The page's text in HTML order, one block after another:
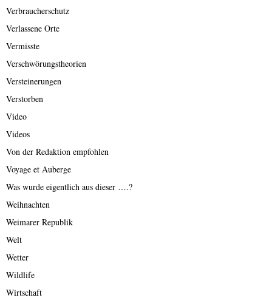
Verbraucherschutz
Verlassene Orte
Vermisste
Verschwörungstheorien
Versteinerungen
Verstorben
Video
Videos
Von der Redaktion empfohlen
Voyage et Auberge
Was wurde eigentlich aus dieser ….?
Weihnachten
Weimarer Republik
Welt
Wetter
Wildlife
Wirtschaft